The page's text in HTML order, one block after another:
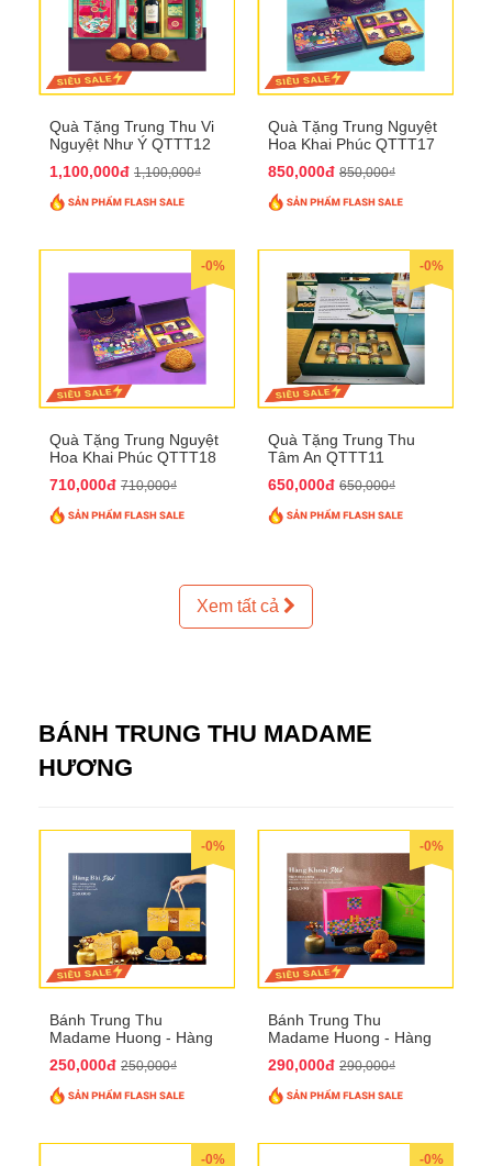
Quà Tặng Trung Thu Vi
Nguyệt Như Ý QTTT12
1,100,000đ 1,100,000₫
Quà Tặng Trung Nguyệt
Hoa Khai Phúc QTTT17
850,000đ 850,000₫
-0%
Quà Tặng Trung Nguyệt
Hoa Khai Phúc QTTT18
710,000đ 710,000₫
-0%
Quà Tặng Trung Thu
Tâm An QTTT11
650,000đ 650,000₫
Xem tất cả
BÁNH TRUNG THU MADAME
HƯƠNG
-0%
Bánh Trung Thu
Madame Huong - Hàng
250,000đ 250,000₫
-0%
Bánh Trung Thu
Madame Huong - Hàng
290,000đ 290,000₫
-0% -0%